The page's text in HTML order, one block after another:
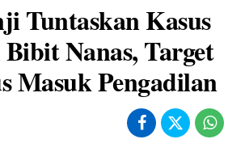
Tuntaskan Kasus
Nanas, Target
Masuk Pengadilan